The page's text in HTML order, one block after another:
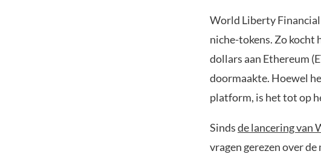
World Liberty
niche-tokens. Zo
dollars aan Ethereum
doormaakte. Hoewel
platform, is het tot op
Sindsde lancering van
vragen gerezen over